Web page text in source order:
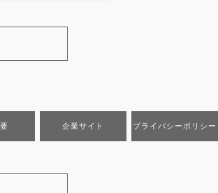
企業サイト プライバシーポリシー